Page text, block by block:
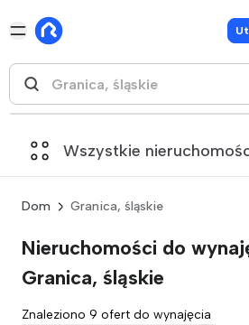
Wszystkie
Dom Granica, śląskie
Nieruchomości do
Granica, śląskie
Znaleziono 9 ofert do wynajęcia